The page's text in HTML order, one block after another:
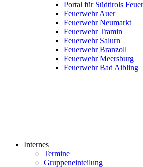
Portal für Südtirols
Feuerwehr Auer
Feuerwehr Neumarkt
Feuerwehr Tramin
Feuerwehr Salurn
Feuerwehr Branzoll
Feuerwehr Meersburg
Feuerwehr Bad Aibling
Internes
Termine
Gruppeneinteilung